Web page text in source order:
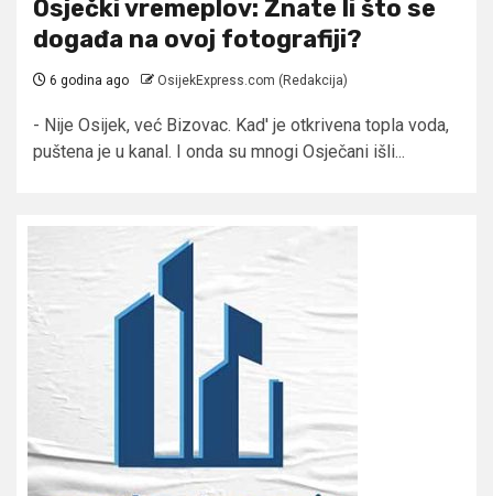
Osječki vremeplov: Znate li što se
događa na ovoj fotografiji?
6 godina ago OsijekExpress.com (Redakcija)
- Nije Osijek, već Bizovac. Kad' je otkrivena topla voda,
puštena je u kanal. I onda su mnogi Osječani išli...